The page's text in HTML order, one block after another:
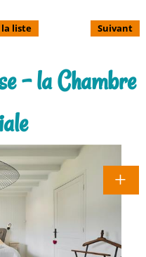
liste Suivant
- la Chambre